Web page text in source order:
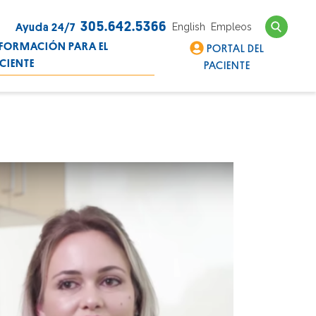
Ayuda 24/7 305.642.5366 English Empleos Search
PARA EL
PORTAL DEL
PACIENTE